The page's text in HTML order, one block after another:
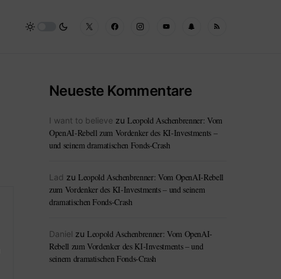
Neueste Kommentare
I want to believe zu Leopold Aschenbrenner: Vom
OpenAI-Rebell zum Vordenker des KI-Investments –
und seinem dramatischen Fonds-Crash
Lad zu Leopold Aschenbrenner: Vom OpenAI-Rebell
zum Vordenker des KI-Investments – und seinem
dramatischen Fonds-Crash
Daniel zu Leopold Aschenbrenner: Vom OpenAI-
Rebell zum Vordenker des KI-Investments – und
seinem dramatischen Fonds-Crash